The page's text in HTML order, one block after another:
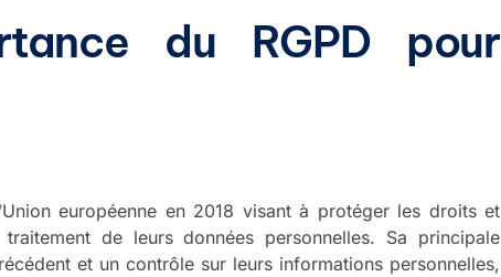
du RGPD pour
européenne en 2018 visant à protéger les droits et
de leurs données personnelles. Sa principale
et un contrôle sur leurs informations personnelles,